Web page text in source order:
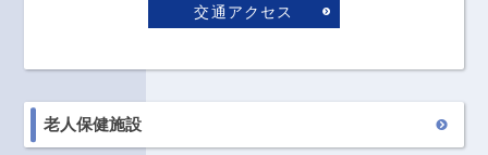
交通アクセス
老人保健施設